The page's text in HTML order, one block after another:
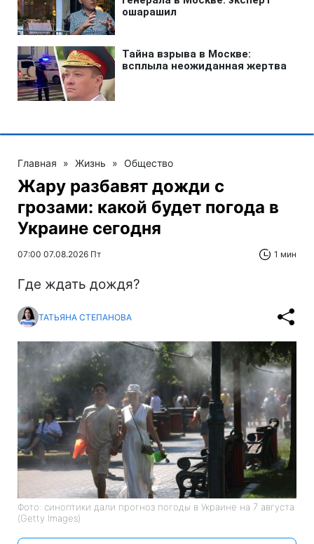
Главная » Жизнь » Общество
Жару разбавят дожди с
грозами: какой будет погода в
Украине сегодня
07:00 07.08.2026 Пт 1 мин
Где ждать дождя?
ТАТЬЯНА СТЕПАНОВА
Фото: синоптики дали прогноз погоды в Украине на 7 августа
(Getty Images)